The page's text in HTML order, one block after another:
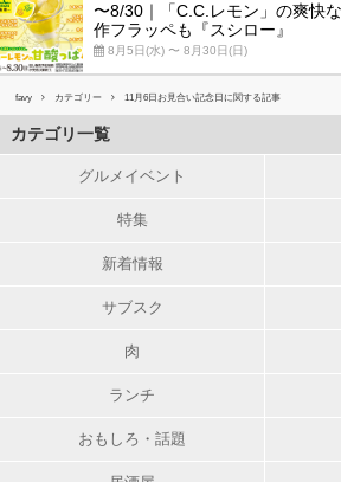
〜8/30｜「C.C.レモン」の爽快
作フラッペも『スシロー』
8月5日(水) 〜 8月30日(日)
favy カテゴリー 11月6日お見合い記念日に関する記事
カテゴリ一覧
グルメイベント
特集
新着情報
サブスク
肉
ランチ
おもしろ・話題